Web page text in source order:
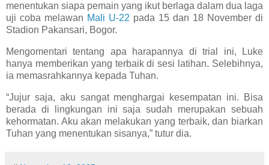
menentukan siapa pemain yang ikut berlaga dalam dua laga
uji coba melawan Mali U-22 pada 15 dan 18 November di
Stadion Pakansari, Bogor.
Mengomentari tentang apa harapannya di trial ini, Luke
hanya memberikan yang terbaik di sesi latihan. Selebihnya,
ia memasrahkannya kepada Tuhan.
“Jujur saja, aku sangat menghargai kesempatan ini. Bisa
berada di lingkungan ini saja sudah merupakan sebuah
kehormatan. Aku akan melakukan yang terbaik, dan biarkan
Tuhan yang menentukan sisanya,” tutur dia.